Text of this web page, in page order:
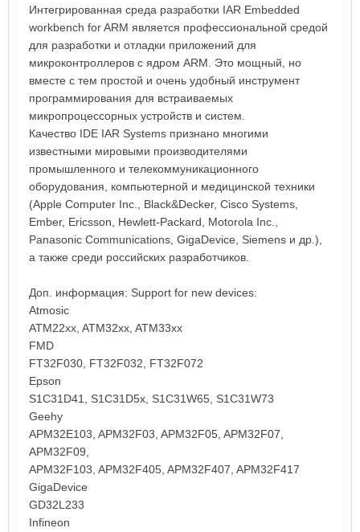
Интегрированная среда разработки IAR Embedded
workbench for ARM является профессиональной средой
для разработки и отладки приложений для
микроконтроллеров с ядром ARM. Это мощный, но
вместе с тем простой и очень удобный инструмент
программирования для встраиваемых
микропроцессорных устройств и систем.
Качество IDE IAR Systems признано многими
известными мировыми производителями
промышленного и телекоммуникационного
оборудования, компьютерной и медицинской техники
(Apple Computer Inc., Black&Decker, Cisco Systems,
Ember, Ericsson, Hewlett-Packard, Motorola Inc.,
Panasonic Communications, GigaDevice, Siemens и др.),
а также среди российских разработчиков.
Доп. информация: Support for new devices:
Atmosic
ATM22xx, ATM32xx, ATM33xx
FMD
FT32F030, FT32F032, FT32F072
Epson
S1C31D41, S1C31D5x, S1C31W65, S1C31W73
Geehy
APM32E103, APM32F03, APM32F05, APM32F07,
APM32F09,
APM32F103, APM32F405, APM32F407, APM32F417
GigaDevice
GD32L233
Infineon